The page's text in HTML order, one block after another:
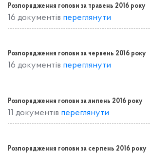
Розпорядження голови за травень 2016 року
16 документів переглянути
Розпорядження голови за червень 2016 року
16 документів переглянути
Розпорядження голови за липень 2016 року
11 документів переглянути
Розпорядження голови за серпень 2016 року